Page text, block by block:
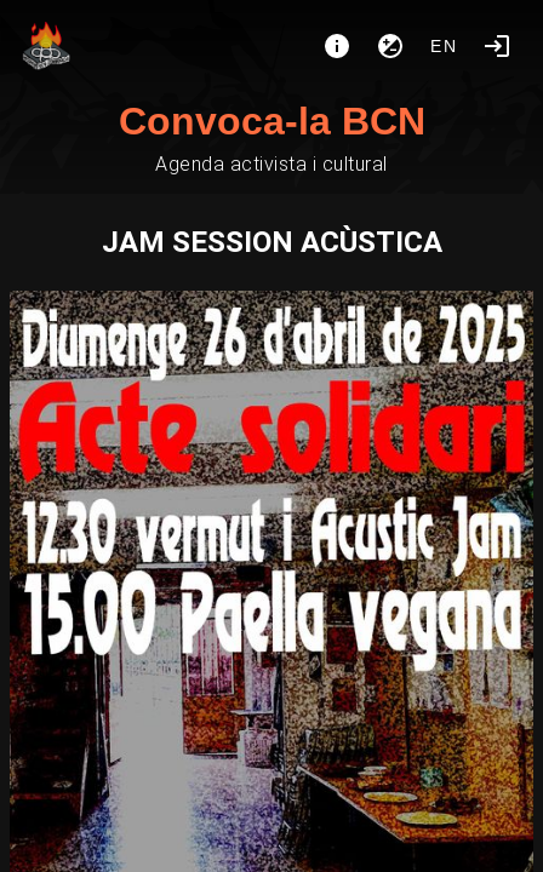
EN
Convoca-la BCN
Agenda activista i cultural
JAM SESSION ACÙSTICA